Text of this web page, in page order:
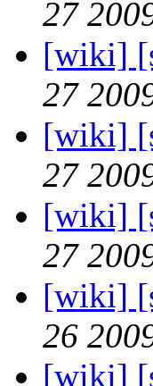
27
[wiki]
27
[wiki]
27
[wiki]
27
[wiki]
26
[wiki]